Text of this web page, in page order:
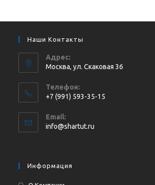
Наши Контакты
Адрес:
Москва, ул. Cкаковая 36
Телефон:
+7 (991) 593-35-15
в
вашем
Email:
info@shartut.ru
Информация